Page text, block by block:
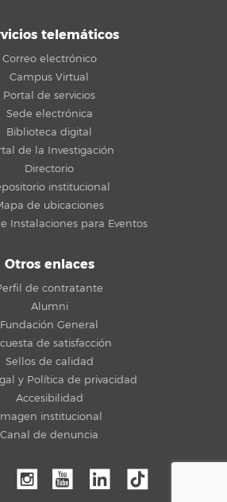
telemáticos
Correo electrónico
Campus Virtual
Portal de servicios
Sede electrónica
Biblioteca digital
de la Investigación
Directorio
institucional
de ubicaciones
Instalaciones para Eventos
Otros enlaces
de contratante
Alumni
Fundación General
de satisfacción
Sellos de calidad
y Política de privacidad
Accesibilidad
institucional
Canal de denuncia